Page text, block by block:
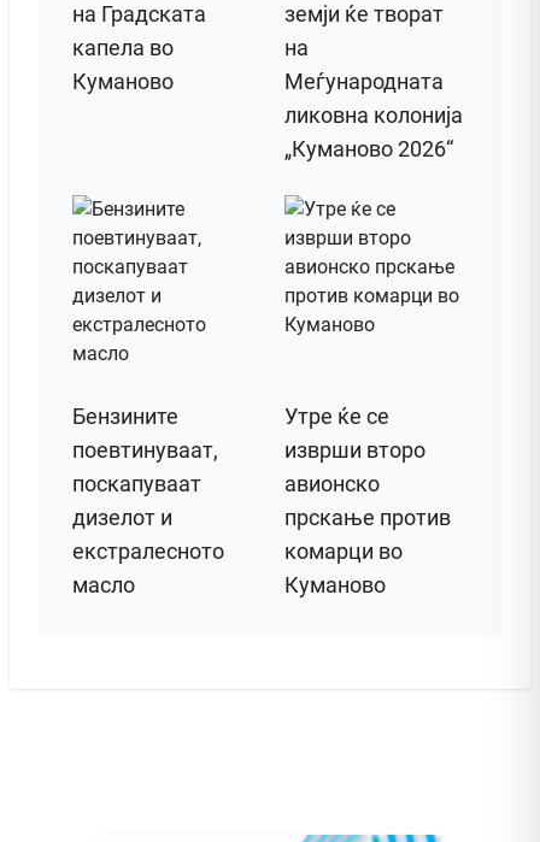
на Градската
капела во
Куманово
земји ќе творат
на
Меѓународната
ликовна колонија
„Куманово 2026“
Бензините
поевтинуваат,
поскапуваат
дизелот и
екстралесното
масло
Утре ќе се
изврши второ
авионско
прскање против
комарци во
Куманово